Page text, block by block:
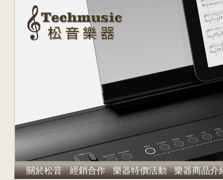
關於松音 經銷合作 樂器特價活動 樂器商品介